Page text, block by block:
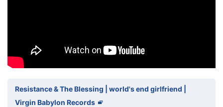
Resistance & The Blessing | world's end girlfriend |
Virgin Babylon Records